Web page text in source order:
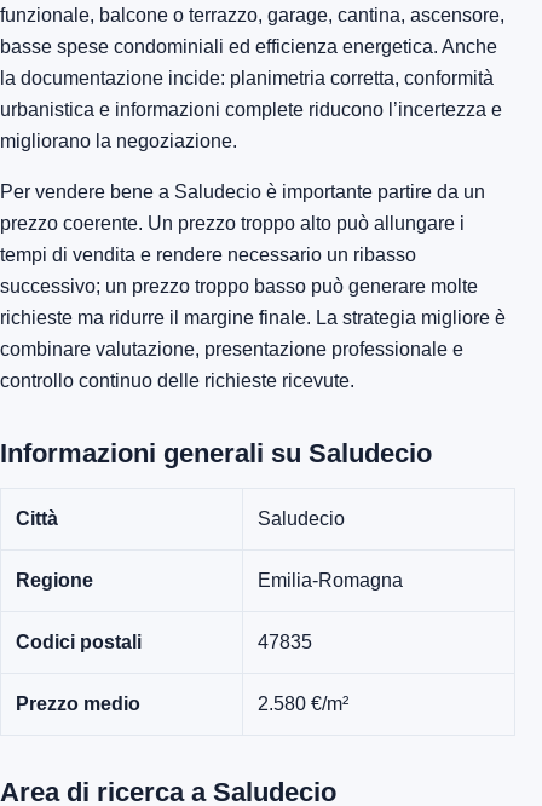
funzionale, balcone o terrazzo, garage, cantina, ascensore,
basse spese condominiali ed efficienza energetica. Anche
la documentazione incide: planimetria corretta, conformità
urbanistica e informazioni complete riducono l’incertezza e
migliorano la negoziazione.
Per vendere bene a Saludecio è importante partire da un
prezzo coerente. Un prezzo troppo alto può allungare i
tempi di vendita e rendere necessario un ribasso
successivo; un prezzo troppo basso può generare molte
richieste ma ridurre il margine finale. La strategia migliore è
combinare valutazione, presentazione professionale e
controllo continuo delle richieste ricevute.
Informazioni generali su Saludecio
Città Saludecio
Regione Emilia-Romagna
Codici postali 47835
Prezzo medio 2.580 €/m²
Area di ricerca a Saludecio